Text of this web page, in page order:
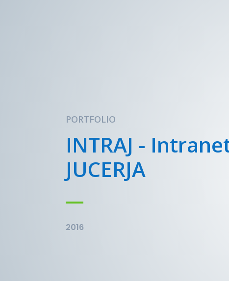
PORTFOLIO
INTRAJ -
JUCERJA
2016